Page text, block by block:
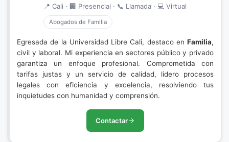
📍 Cali · 🏢 Presencial · 📞 Llamada · 💻 Virtual
Abogados de Familia
Egresada de la Universidad Libre Cali, destaco en Familia,
civil y laboral. Mi experiencia en sectores público y privado
garantiza un enfoque profesional. Comprometida con
tarifas justas y un servicio de calidad, lidero procesos
legales con eficiencia y excelencia, resolviendo tus
inquietudes con humanidad y comprensión.
Contactar